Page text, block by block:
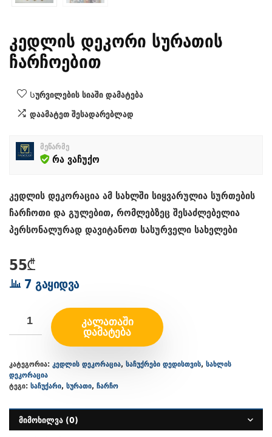
კედლის დეკორი სურათის
ჩარჩოებით
Სურვილების სიაში დამატება
დაამატეთ შესადარებლად
მეწარმე
რა ვაჩუქო
კედლის დეკორაცია ამ სახლში სიყვარულია სურთების
ჩარჩოთი და გულებით, რომლებზეც შესაძლებელია
პერსონალურად დავიტანოთ სასურველი სახელები
55₾
7 გაყიდვა
ᲙᲐᲚᲐᲗᲐᲨᲘ
ᲓᲐᲛᲐᲢᲔᲑᲐ
კატეგორია: კედლის დეკორაცია, საჩუქრები დედისთვის, სახლის
დეკორაცია
ტეგი: საჩუქარი, სურათი, ჩარჩო
მიმოხილვა (0)